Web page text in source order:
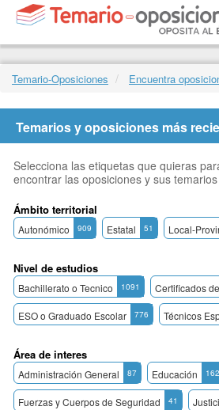
Temario-Oposiciones Encuentra
Temarios y oposiciones más
Selecciona las etiquetas que quieras
encontrar las oposiciones y sus
Ámbito territorial
Autonómico 909 Estatal 51 Local-
Nivel de estudios
Bachillerato o Tecnico 1091 Certificados
ESO o Graduado Escolar 776 Técnicos
Área de interes
Administración General 87 Educación 162
Fuerzas y Cuerpos de Seguridad 41